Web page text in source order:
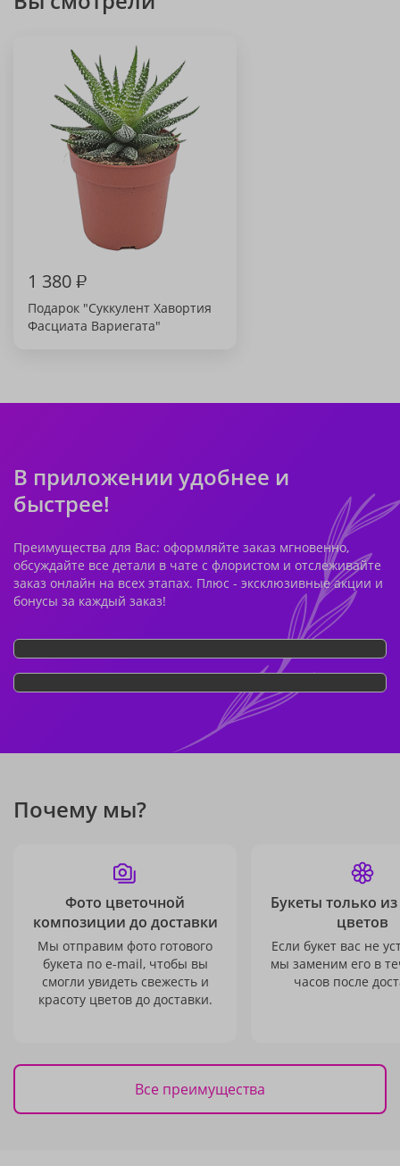
1 380₽
Подарок "Суккулент Хавортия
Фасциата Вариегата"
В приложении удобнее и
быстрее!
Преимущества для Вас: оформляйте заказ мгновенно,
обсуждайте все детали в чате с флористом и отслеживайте
заказ онлайн на всех этапах. Плюс - эксклюзивные акции и
бонусы за каждый заказ!
Почему мы?
Фото цветочной
композиции до доставки
Мы отправим фото готового
букета по e-mail, чтобы вы
смогли увидеть свежесть и
красоту цветов до доставки.
Букеты только
цветов
Если букет вас не
мы заменим его в
часов после
Все преимущества